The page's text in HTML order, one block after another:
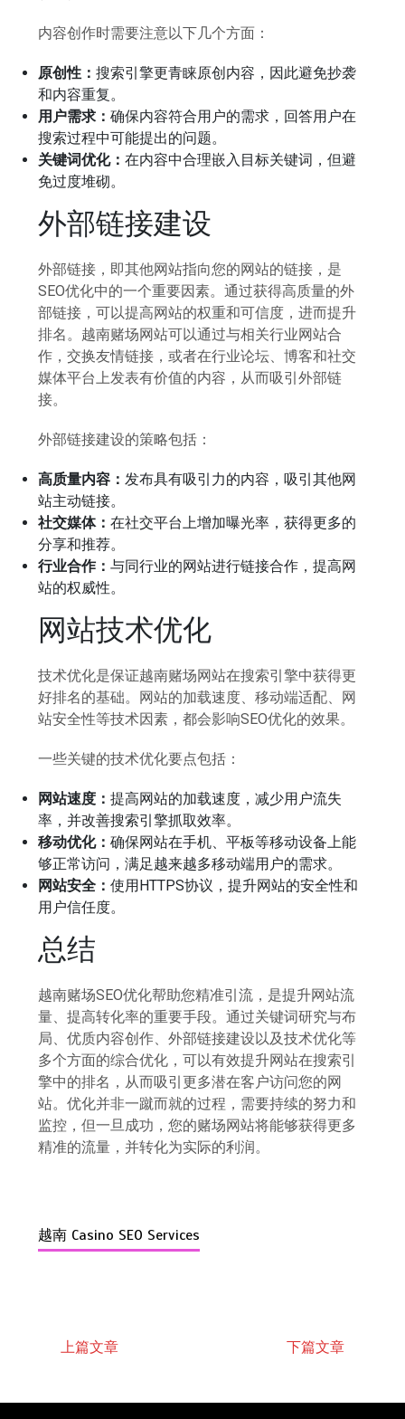
内容创作时需要注意以下几个方面：
原创性：搜索引擎更青睐原创内容，因此避免抄袭
和内容重复。
用户需求：确保内容符合用户的需求，回答用户在
搜索过程中可能提出的问题。
关键词优化：在内容中合理嵌入目标关键词，但避
免过度堆砌。
外部链接建设
外部链接，即其他网站指向您的网站的链接，是
SEO优化中的一个重要因素。通过获得高质量的外
部链接，可以提高网站的权重和可信度，进而提升
排名。越南赌场网站可以通过与相关行业网站合
作，交换友情链接，或者在行业论坛、博客和社交
媒体平台上发表有价值的内容，从而吸引外部链
接。
外部链接建设的策略包括：
高质量内容： 发布具有吸引力的内容，吸引其他网
站主动链接。
社交媒体：在社交平台上增加曝光率，获得更多的
分享和推荐。
行业合作：与同行业的网站进行链接合作，提高网
站的权威性。
网站技术优化
技术优化是保证越南赌场网站在搜索引擎中获得更
好排名的基础。网站的加载速度、移动端适配、网
站安全性等技术因素，都会影响SEO优化的效果。
一些关键的技术优化要点包括：
网站速度：提高网站的加载速度，减少用户流失
率，并改善搜索引擎抓取效率。
移动优化：确保网站在手机、平板等移动设备上能
够正常访问，满足越来越多移动端用户的需求。
网站安全：使用HTTPS协议，提升网站的安全性和
用户信任度。
总结
越南赌场SEO优化帮助您精准引流，是提升网站流
量、提高转化率的重要手段。通过关键词研究与布
局、优质内容创作、外部链接建设以及技术优化等
多个方面的综合优化，可以有效提升网站在搜索引
擎中的排名，从而吸引更多潜在客户访问您的网
站。优化并非一蹴而就的过程，需要持续的努力和
监控，但一旦成功，您的赌场网站将能够获得更多
精准的流量，并转化为实际的利润。
越南 Casino SEO Services
上篇文章 下篇文章